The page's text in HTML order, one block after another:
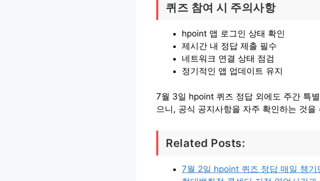
퀴즈 참여 시 주의사항
hpoint 앱 로그인 상태 확인
제시간 내 정답 제출 필수
네트워크 연결 상태 점검
정기적인 앱 업데이트 유지
7월 3일 hpoint 퀴즈 정답 외에도 주간 특
으니, 공식 공지사항을 자주 확인하는 것을
Related Posts:
7월 2일 hpoint 퀴즈 정답 매일 챙기